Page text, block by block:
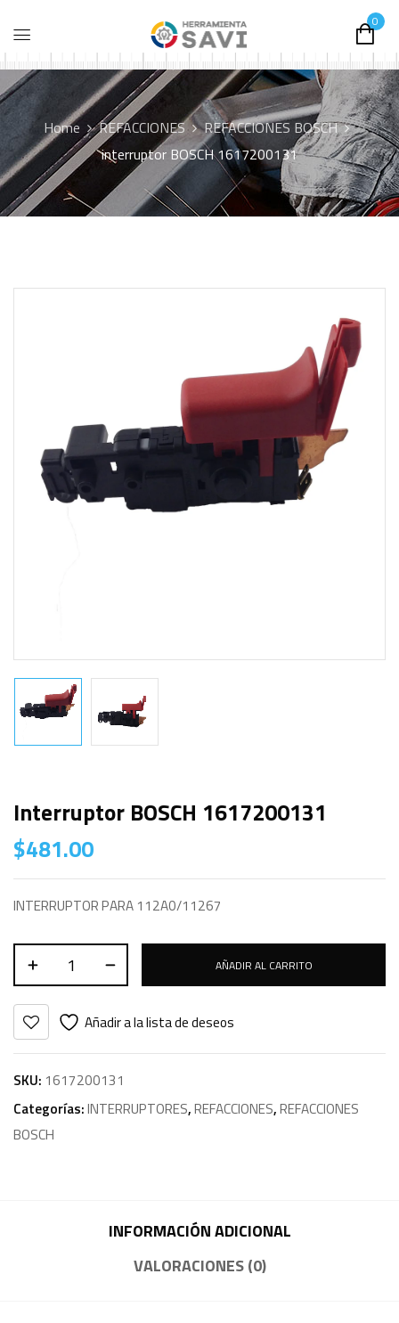
0
Home REFACCIONES
REFACCIONES BOSCH
interruptor BOSCH 1617200131
Interruptor BOSCH 1617200131
$481.00
INTERRUPTOR PARA 112A0/11267
AÑADIR AL CARRITO
Añadir a la lista de deseos
SKU: 1617200131
Categorías:INTERRUPTORES,REFACCIONES,REFACCIONES
BOSCH
INFORMACIÓN ADICIONAL
VALORACIONES (0)